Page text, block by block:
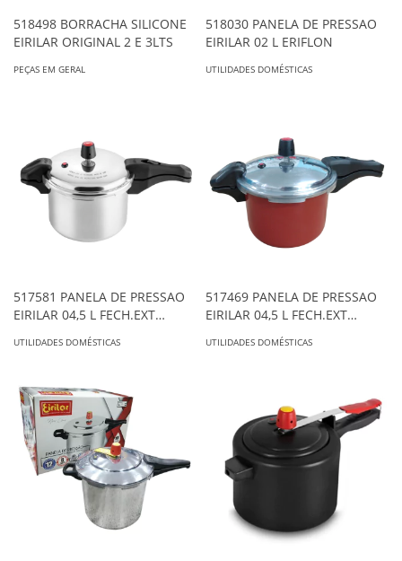
518498 BORRACHA SILICONE
EIRILAR ORIGINAL 2 E 3LTS
PEÇAS EM GERAL
518030 PANELA DE PRESSAO
EIRILAR 02 L ERIFLON
UTILIDADES DOMÉSTICAS
517581 PANELA DE PRESSAO
EIRILAR 04,5 L FECH.EXT
UTILIDADES DOMÉSTICAS
517469 PANELA DE PRESSAO
EIRILAR 04,5 L FECH.EXT
BORDO - VERM
UTILIDADES DOMÉSTICAS